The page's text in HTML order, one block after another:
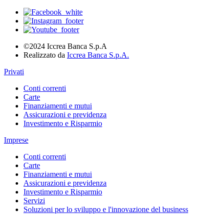
©2024 Iccrea Banca S.p.A
Realizzato da Iccrea Banca S.p.A.
Privati
Conti correnti
Carte
Finanziamenti e mutui
Assicurazioni e previdenza
Investimento e Risparmio
Imprese
Conti correnti
Carte
Finanziamenti e mutui
Assicurazioni e previdenza
Investimento e Risparmio
Servizi
Soluzioni per lo sviluppo e l'innovazione del business